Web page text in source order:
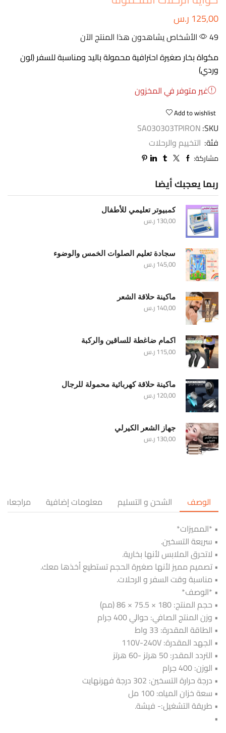
125,00 ر.س
49 الأشخاص يشاهدون هذا المنتج الآن
مكواة بخار صغيرة احترافية محمولة باليد ومناسبة للسفر (لون
وردي)
غير متوفر في المخزون
Add to wishlist
SKU:
SA030303TPIRON
فئة: التخييم والرحلات
مشاركة:
ربما يعجبك أيضا
كمبيوتر تعليمي للأطفال
130,00ر.س
سجادة تعليم الصلوات الخمس والوضوء
145,00ر.س
ماكينة حلاقة الشعر
140,00ر.س
اكمام ضاغطة للساقين والركبة
115,00ر.س
ماكينة حلاقة كهربائية محمولة للرجال
120,00ر.س
جهاز الشعر الكيرلي
130,00ر.س
الوصف الشحن و التسليم معلومات إضافية
مراجعات
• *المميزات*
• سريعة التسخين.
• لاتحرق الملابس لأنها بخارية.
• تصميم مميز لأنها صغيرة الحجم تستطيع أخذها معك.
• مناسبة وقت السفر و الرحلات.
• *الوصف*
• حجم المنتج: 180 × 75.5 × 86 (مم)
• وزن المنتج الصافي: حوالي 400 جرام
• الطاقة المقدرة: 33 واط
• الجهد المقدرة: 110V-240V
• التردد المقدر: 50 هرتز -60 هرتز
• الوزن: 400 جرام
• درجة حرارة التسخين: 302 درجة فهرنهايت
• سعة خزان المياه: 100 مل
• طريقة التشغيل:- فيشة.
•